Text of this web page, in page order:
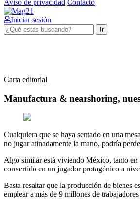
Aviso de privacidad Contacto
Iniciar sesión
Ir
Carta editorial
Manufactura & nearshoring,
Cualquiera que se haya sentado en una
no jugar atinadamente la mano, podría
Algo similar está viviendo México, tanto en
convertido en un jugador protagónico a
Basta resaltar que la producción de bienes
emplear a más de 9 millones de